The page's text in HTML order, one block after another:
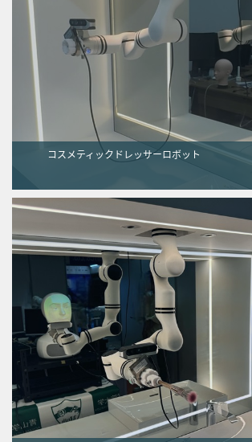
コスメティックドレッサーロボット